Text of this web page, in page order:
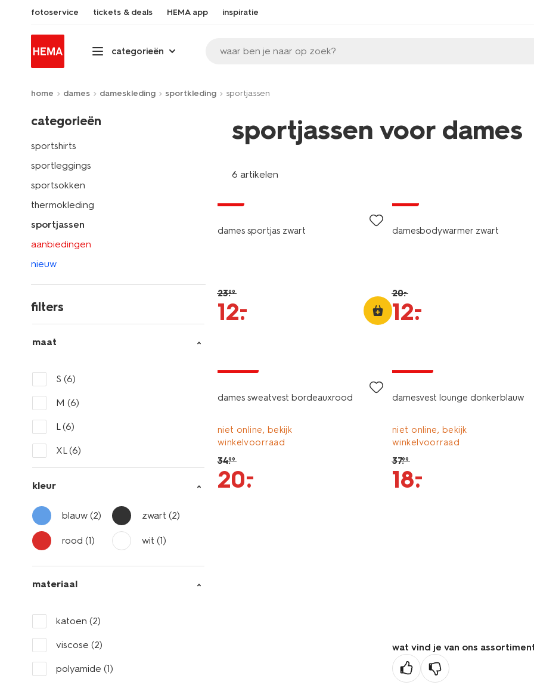
fotoservice tickets & deals HEMA app inspiratie
categorieën waar ben je naar op zoek?
home dames dameskleding sportkleding sportjassen
categorieën
sportshirts
sportleggings
sportsokken
thermokleding
sportjassen
aanbiedingen
nieuw
filters
maat
S (6)
M (6)
L(6)
XL(6)
kleur
blauw (2) zwart(2)
rood (1) wit(1)
materiaal
katoen (2)
viscose (2)
polyamide (1)
sportjassen voor dames
6 artikelen
dames sportjas zwart
23.99
12.
–
damesbodywarmer zwart
20.–
12.
–
dames sweatvest bordeauxrood
niet online, bekijk
winkelvoorraad
34.99
20.
–
damesvest lounge donkerblauw
niet online, bekijk
winkelvoorraad
37.99
18.
–
wat vind je van ons